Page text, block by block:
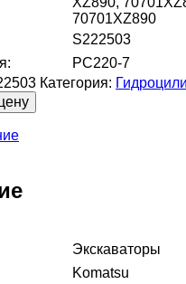
70701XZ890
S222503
PC220-7
Категория:
Экскаваторы
Komatsu